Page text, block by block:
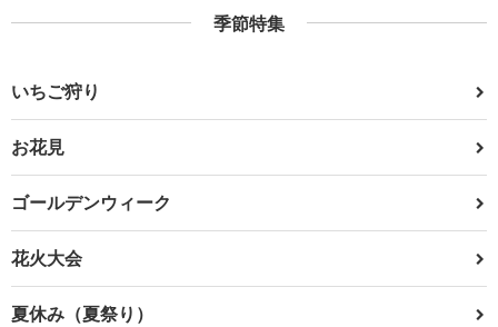
季節特集
いちご狩り
お花見
ゴールデンウィーク
花火大会
夏休み（夏祭り）